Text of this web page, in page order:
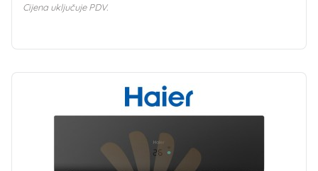
Cijena uključuje PDV.